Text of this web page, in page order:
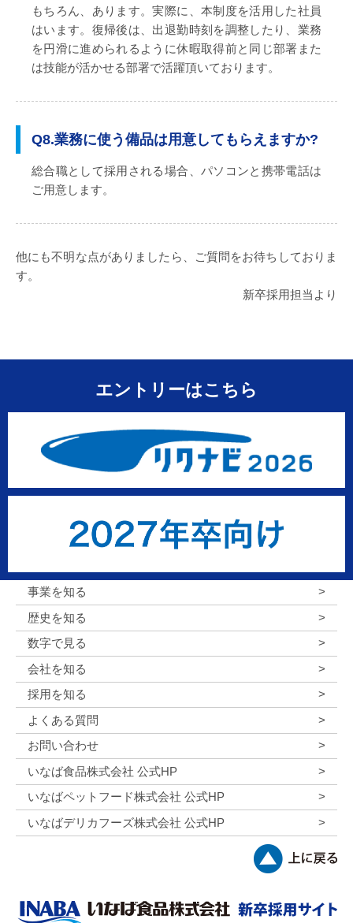
もちろん、あります。実際に、本制度を活用した社員
はいます。復帰後は、出退勤時刻を調整したり、業務
を円滑に進められるように休暇取得前と同じ部署また
は技能が活かせる部署で活躍頂いております。
Q8.業務に使う備品は用意してもらえますか?
総合職として採用される場合、パソコンと携帯電話は
ご用意します。
他にも不明な点がありましたら、ご質問をお待ちしておりま
す。
新卒採用担当より
エントリーはこちら
事業を知る
歴史を知る
数字で見る
会社を知る
採用を知る
よくある質問
お問い合わせ
いなば食品株式会社 公式HP
いなばペットフード株式会社 公式HP
いなばデリカフーズ株式会社 公式HP